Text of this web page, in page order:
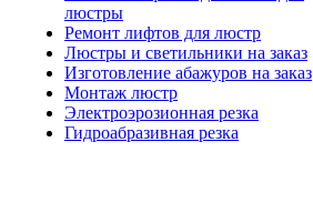
люстры
Ремонт лифтов для люстр
Люстры и светильники на заказ
Изготовление абажуров на заказ
Монтаж люстр
Электроэрозионная резка
Гидроабразивная резка